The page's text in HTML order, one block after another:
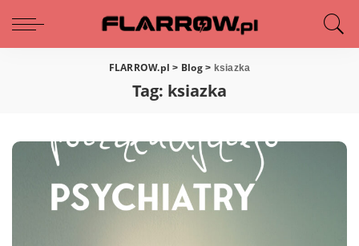
FLARROW.pl > Blog> ksiazka
Tag: ksiazka